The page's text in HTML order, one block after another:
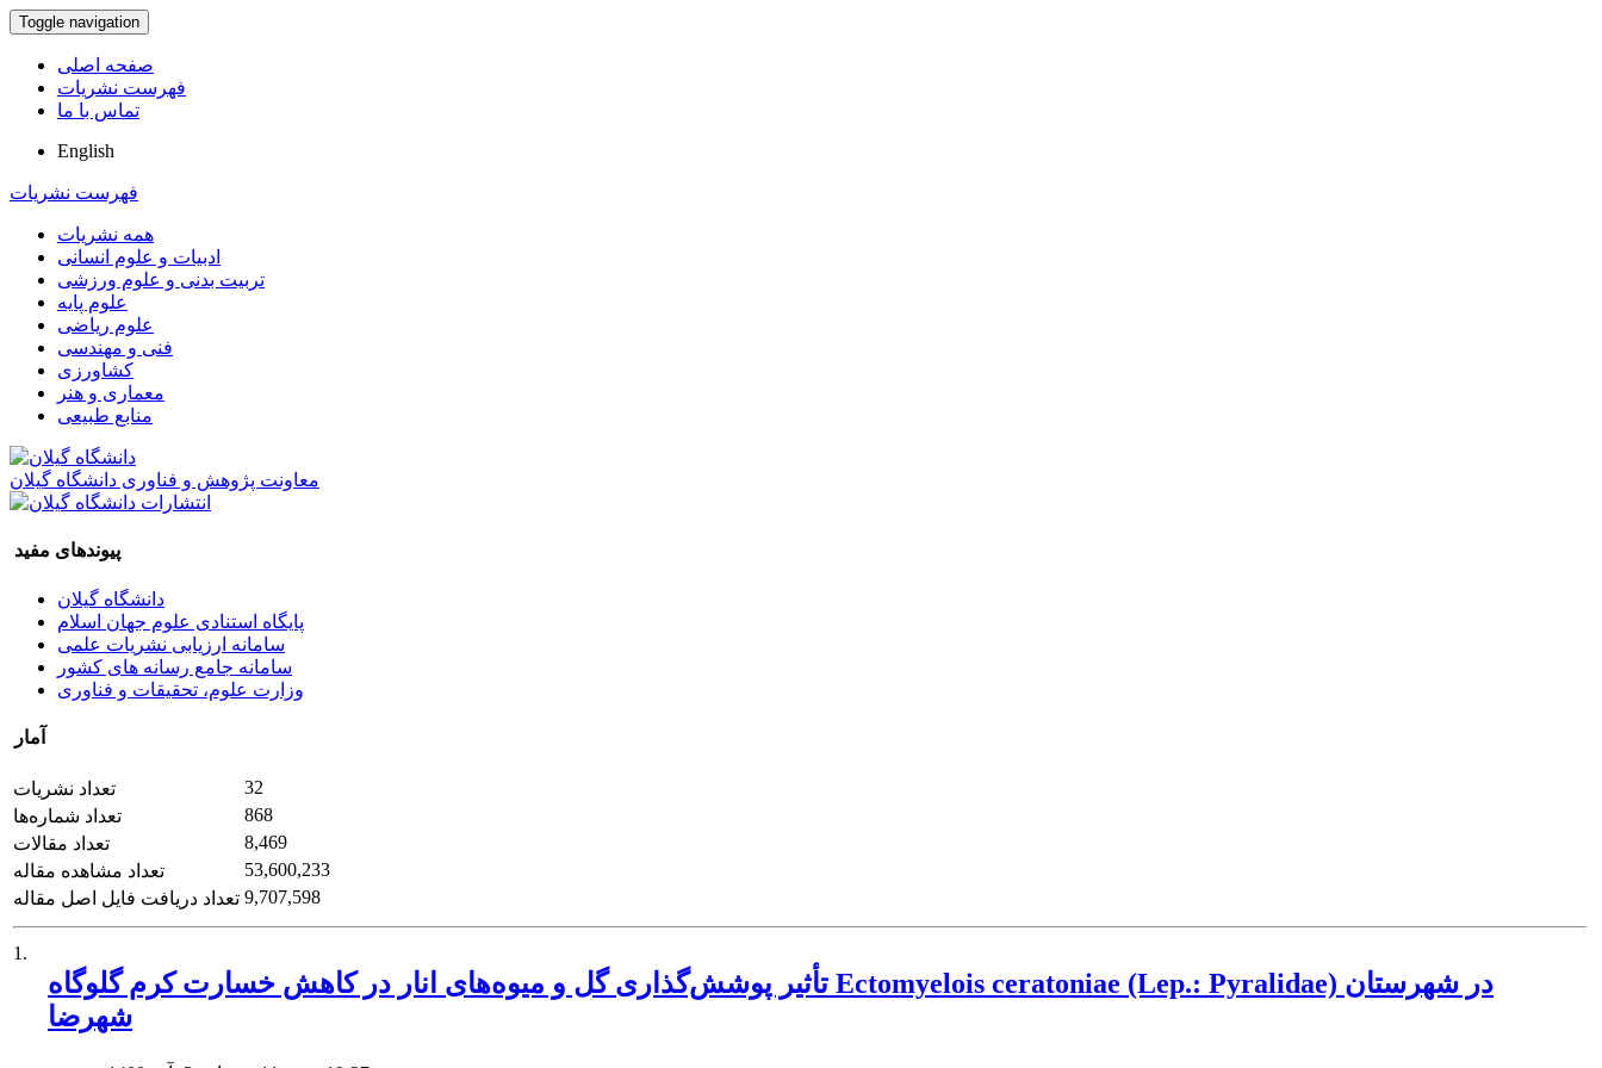
Toggle navigation
صفحه اصلی
فهرست نشریات
تماس با ما
English
فهرست نشریات
همه نشریات
ادبیات و علوم انسانی
تربیت بدنی و علوم ورزشی
علوم پایه
علوم ریاضی
فنی و مهندسی
کشاورزی
معماری و هنر
منابع طبیعی
معاونت پژوهش و فناوری دانشگاه گیلان
پیوندهای مفید
دانشگاه گیلان
پایگاه استنادی علوم جهان اسلام
سامانه ارزیابی نشریات علمی
سامانه جامع رسانه های کشور
وزارت علوم، تحقیقات و فناوری
آمار
تعداد نشریات
32
تعداد شماره‌ها
868
تعداد مقالات
8,469
تعداد مشاهده مقاله
53,600,233
تعداد دریافت فایل اصل مقاله 9,707,598
1.
تأثیر پوشش‌گذاری گل و میوه‌های انار در کاهش خسارت کرم گلوگاه Ectomyelois ceratoniae (Lep.: Pyralidae) در شهرستان
شهرضا